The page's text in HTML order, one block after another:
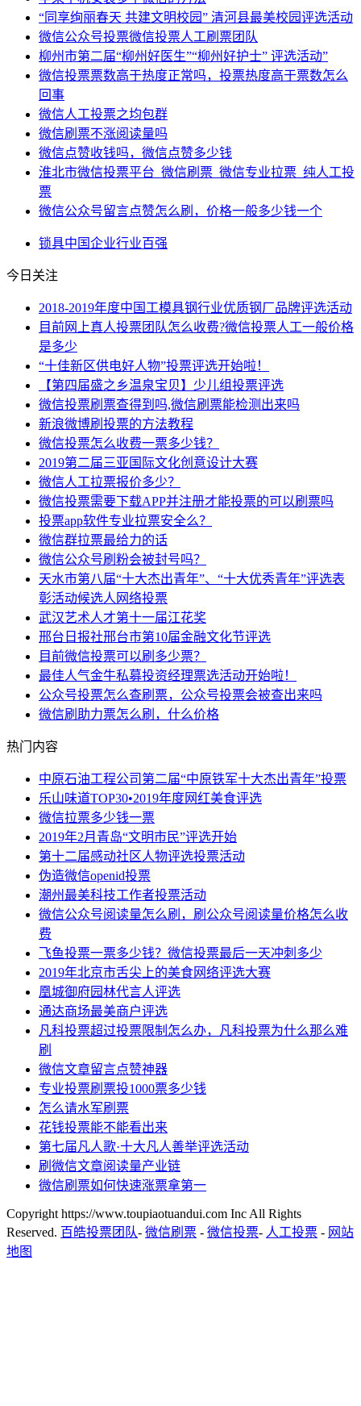
“同享绚丽春天 共建文明校园” 清河县最美校园评选活动
微信公众号投票微信投票人工刷票团队
柳州市第二届“柳州好医生”“柳州好护士” 评选活动”
微信投票票数高于热度正常吗，投票热度高于票数怎么
回事
微信人工投票之均包群
微信刷票不涨阅读量吗
微信点赞收钱吗，微信点赞多少钱
淮北市微信投票平台_微信刷票_微信专业拉票_纯人工投
票
微信公众号留言点赞怎么刷，价格一般多少钱一个
锁具中国企业行业百强
今日关注
2018-2019年度中国工模具钢行业优质钢厂品牌评选活动
目前网上真人投票团队怎么收费?微信投票人工一般价格
是多少
“十佳新区供电好人物”投票评选开始啦！
【第四届盛之乡温泉宝贝】少儿组投票评选
微信投票刷票查得到吗,微信刷票能检测出来吗
新浪微博刷投票的方法教程
微信投票怎么收费一票多少钱？
2019第二届三亚国际文化创意设计大赛
微信人工拉票报价多少？
微信投票需要下载APP并注册才能投票的可以刷票吗
投票app软件专业拉票安全么？
微信群拉票最给力的话
微信公众号刷粉会被封号吗？
天水市第八届“十大杰出青年”、“十大优秀青年”评选表
彰活动候选人网络投票
武汉艺术人才第十一届江花奖
邢台日报社邢台市第10届金融文化节评选
目前微信投票可以刷多少票？
最佳人气金牛私募投资经理票选活动开始啦！
公众号投票怎么查刷票，公众号投票会被查出来吗
微信刷助力票怎么刷，什么价格
热门内容
中原石油工程公司第二届“中原铁军十大杰出青年”投票
乐山味道TOP30•2019年度网红美食评选
微信拉票多少钱一票
2019年2月青岛“文明市民”评选开始
第十二届感动社区人物评选投票活动
伪造微信openid投票
潮州最美科技工作者投票活动
微信公众号阅读量怎么刷，刷公众号阅读量价格怎么收
费
飞鱼投票一票多少钱？微信投票最后一天冲刺多少
2019年北京市舌尖上的美食网络评选大赛
凰城御府园林代言人评选
通达商场最美商户评选
凡科投票超过投票限制怎么办，凡科投票为什么那么难
刷
微信文章留言点赞神器
专业投票刷票投1000票多少钱
怎么请水军刷票
花钱投票能不能看出来
第七届凡人歌·十大凡人善举评选活动
刷微信文章阅读量产业链
微信刷票如何快速涨票拿第一
Copyright https://www.toupiaotuandui.com Inc All Rights
Reserved. 百皓投票团队- 微信刷票 - 微信投票- 人工投票 - 网站
地图